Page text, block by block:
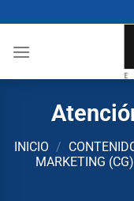
al
contenido
INICIO /
MARKETING (CG)